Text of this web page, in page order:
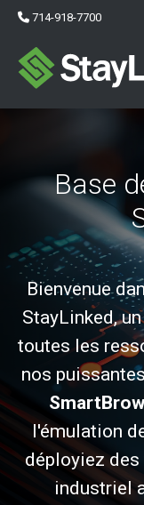
714-918-7700
Base
Bienvenue
StayLinked,
toutes les
nos
l'émulation
déployiez
industriel